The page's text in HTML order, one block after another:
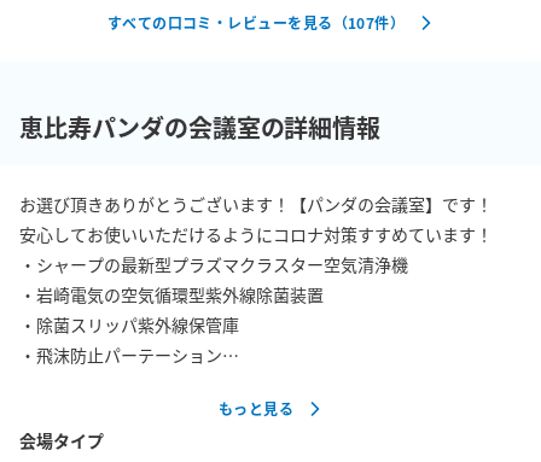
すべての口コミ・レビューを見る（107件）
恵比寿パンダの会議室の詳細情報
お選び頂きありがとうございます！【パンダの会議室】です！
安心してお使いいただけるようにコロナ対策すすめています！
・シャープの最新型プラズマクラスター空気清浄機
・岩崎電気の空気循環型紫外線除菌装置
・除菌スリッパ紫外線保管庫
・飛沫防止パーテーション
超駅近！恵比寿駅西口を出て目の前、徒歩1分の会議室です。
もっと見る
会場タイプ